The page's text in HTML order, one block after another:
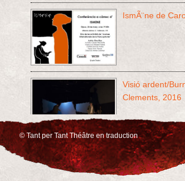
IsmÃ¨ne de
Visió ardent/
Clements, 2016
Connexió
© Tant per Tant Théâtre en traduction